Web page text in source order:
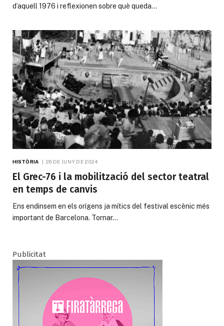
d’aquell 1976 i reflexionen sobre què queda…
HISTÒRIA 26 DE JUNY DE 2024
El Grec-76 i la mobilització del sector teatral
en temps de canvis
Ens endinsem en els orígens ja mítics del festival escènic més
important de Barcelona. Tornar…
Publicitat